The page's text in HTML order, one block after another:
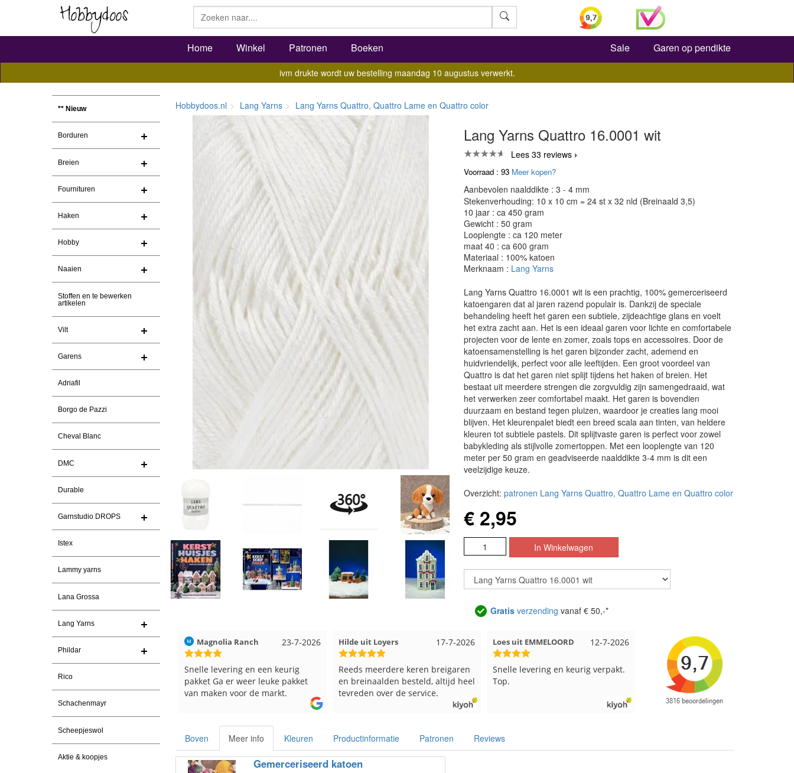
Zoeken
Home Winkel Patronen Boeken Sale Garen op pendikte
ivm drukte wordt uw bestelling maandag 10 augustus verwerkt.
** Nieuw
Borduren
Breien
Fournituren
Haken
Hobby
Naaien
Stoffen en te bewerken
artikelen
Vilt
Garens
Adriafil
Borgo de Pazzi
Cheval Blanc
DMC
Durable
Garnstudio DROPS
Istex
Lammy yarns
Lana Grossa
Lang Yarns
Phildar
Rico
Schachenmayr
Scheepjeswol
Aktie & koopjes
Hobbydoos.nl Lang Yarns Lang Yarns Quattro, Quattro Lame en Quattro color
Lang Yarns Quattro 16.0001 wit
Lees 33 reviews
Voorraad : 93 Meer kopen?
Aanbevolen naalddikte : 3 - 4 mm
Stekenverhouding: 10 x 10 cm = 24 st x 32 nld (Breinaald 3,5)
10 jaar : ca 450 gram
Gewicht : 50 gram
Looplengte : ca 120 meter
maat 40 : ca 600 gram
Materiaal : 100% katoen
Merknaam : Lang Yarns
Lang Yarns Quattro 16.0001 wit is een prachtig, 100% gemerceriseerd
katoengaren dat al jaren razend populair is. Dankzij de speciale
behandeling heeft het garen een subtiele, zijdeachtige glans en voelt
het extra zacht aan. Het is een ideaal garen voor lichte en comfortabele
projecten voor de lente en zomer, zoals tops en accessoires. Door de
katoensamenstelling is het garen bijzonder zacht, ademend en
huidvriendelijk, perfect voor alle leeftijden. Een groot voordeel van
Quattro is dat het garen niet splijt tijdens het haken of breien. Het
bestaat uit meerdere strengen die zorgvuldig zijn samengedraaid, wat
het verwerken zeer comfortabel maakt. Het garen is bovendien
duurzaam en bestand tegen pluizen, waardoor je creaties lang mooi
blijven. Het kleurenpalet biedt een breed scala aan tinten, van heldere
kleuren tot subtiele pastels. Dit splijtvaste garen is perfect voor zowel
babykleding als stijlvolle zomertoppen. Met een looplengte van 120
meter per 50 gram en geadviseerde naalddikte 3-4 mm is dit een
veelzijdige keuze.
Overzicht: patronen Lang Yarns Quattro, Quattro Lame en Quattro color
€ 2,95
Gratisverzending vanaf € 50,-*
23-7-2026
Magnolia Ranch
Snelle levering en een keurig
pakket Ga er weer leuke pakket
van maken voor de markt.
17-7-2026
Hilde uit Loyers
Reeds meerdere keren breigaren
en breinaalden besteld, altijd heel
tevreden over de service.
12-7-2026
Loes uit EMMELOORD
Snelle levering en keurig verpakt.
Top.
Nell uit Beuningen
Goed verpakt en snelgeleverd
Boven Meer info Kleuren Productinformatie Patronen Reviews
Gemerceriseerd katoen